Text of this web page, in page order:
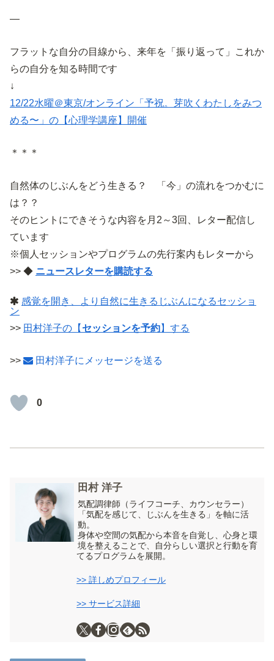
—
フラットな自分の目線から、来年を「振り返って」これか
らの自分を知る時間です
↓
12/22水曜＠東京/オンライン「予祝。芽吹くわたしをみつ
める〜」の【心理学講座】開催
＊＊＊
自然体のじぶんをどう生きる？ 「今」の流れをつかむに
は？？
そのヒントにできそうな内容を月2～3回、レター配信し
ています
※個人セッションやプログラムの先行案内もレターから
>> ◆ ニュースレターを購読する
感覚を開き、より自然に生きるじぶんになるセッショ
ン
>> 田村洋子の【 セッションを予約】する
>> 田村洋子にメッセージを送る
0
田村 洋子
気配調律師（ライフコーチ、カウンセラー）
「気配を感じて、じぶんを生きる」を軸に活
動。
身体や空間の気配から本音を自覚し、心身と環
境を整えることで、自分らしい選択と行動を育
てるプログラムを展開。
>> 詳しめプロフィール
>> サービス詳細